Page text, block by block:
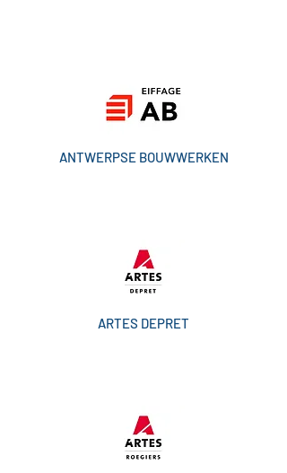
ANTWERPSE BOUWWERKEN
ARTES DEPRET